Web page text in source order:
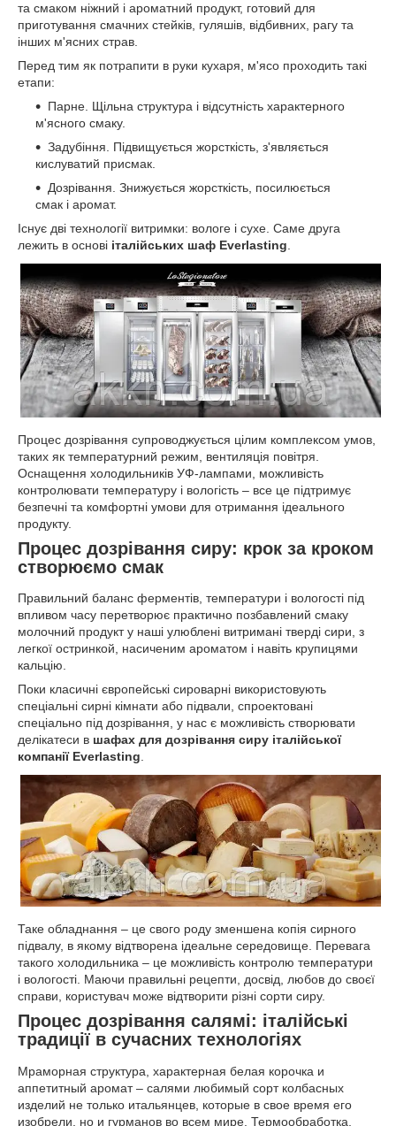
та смаком ніжний і ароматний продукт, готовий для
приготування смачних стейків, гуляшів, відбивних, рагу та
інших м'ясних страв.
Перед тим як потрапити в руки кухаря, м'ясо проходить такі
етапи:
Парне. Щільна структура і відсутність характерного
м'ясного смаку.
Задубіння. Підвищується жорсткість, з'являється
кислуватий присмак.
Дозрівання. Знижується жорсткість, посилюється
смак і аромат.
Існує дві технології витримки: вологе і сухе. Саме друга
лежить в основі італійських шаф Everlasting.
Процес дозрівання супроводжується цілим комплексом умов,
таких як температурний режим, вентиляція повітря.
Оснащення холодильників УФ-лампами, можливість
контролювати температуру і вологість – все це підтримує
безпечні та комфортні умови для отримання ідеального
продукту.
Процес дозрівання сиру: крок за кроком
створюємо смак
Правильний баланс ферментів, температури і вологості під
впливом часу перетворює практично позбавлений смаку
молочний продукт у наші улюблені витримані тверді сири, з
легкої остринкой, насиченим ароматом і навіть крупицями
кальцію.
Поки класичні європейські сироварні використовують
спеціальні сирні кімнати або підвали, спроектовані
спеціально під дозрівання, у нас є можливість створювати
делікатеси в шафах для дозрівання сиру італійської
компанії Everlasting.
Таке обладнання – це свого роду зменшена копія сирного
підвалу, в якому відтворена ідеальне середовище. Перевага
такого холодильника – це можливість контролю температури
і вологості. Маючи правильні рецепти, досвід, любов до своєї
справи, користувач може відтворити різні сорти сиру.
Процес дозрівання салямі: італійські
традиції в сучасних технологіях
Мраморная структура, характерная белая корочка и
аппетитный аромат – салями любимый сорт колбасных
изделий не только итальянцев, которые в свое время его
изобрели, но и гурманов во всем мире. Термообработка,